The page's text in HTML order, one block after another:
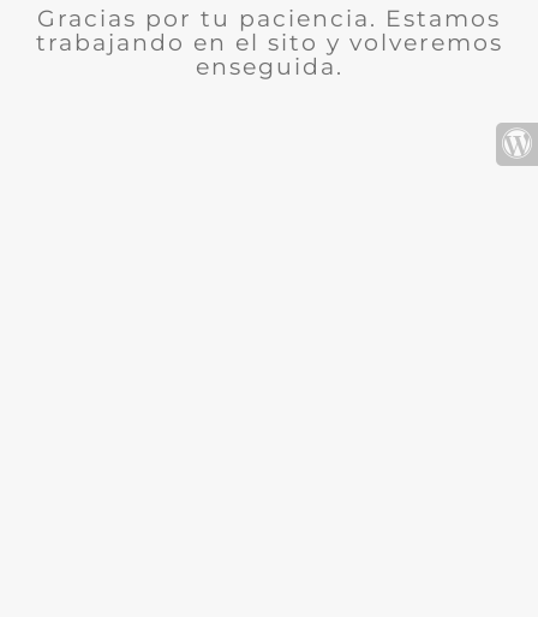
Gracias por tu paciencia. Estamos
trabajando en el sito y volveremos
enseguida.